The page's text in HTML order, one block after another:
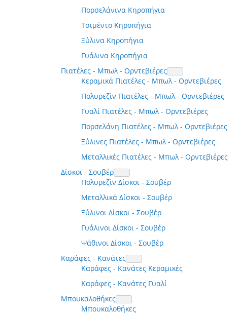
Πορσελάνινα Κηροπήγια
Τσιμέντο Κηροπήγια
Ξύλινα Κηροπήγια
Γυάλινα Κηροπήγια
Πιατέλες - Μπωλ - Ορντεβιέρες
Κεραμικά Πιατέλες - Μπωλ - Ορντεβιέρες
Πολυρεζίν Πιατέλες - Μπωλ - Ορντεβιέρες
Γυαλί Πιατέλες - Μπωλ - Ορντεβιέρες
Πορσελάνη Πιατέλες - Μπωλ - Ορντεβιέρες
Ξύλινες Πιατέλες - Μπωλ - Ορντεβιέρες
Μεταλλικές Πιατέλες - Μπωλ - Ορντεβιέρες
Δίσκοι - Σουβέρ
Πολυρεζίν Δίσκοι - Σουβέρ
Μεταλλικά Δίσκοι - Σουβέρ
Ξύλινοι Δίσκοι - Σουβέρ
Γυάλινοι Δίσκοι - Σουβέρ
Ψάθινοι Δίσκοι - Σουβέρ
Καράφες - Κανάτες
Καράφες - Κανάτες Κεραμικές
Καράφες - Κανάτες Γυαλί
Μπουκαλοθήκες
Μπουκαλοθήκες